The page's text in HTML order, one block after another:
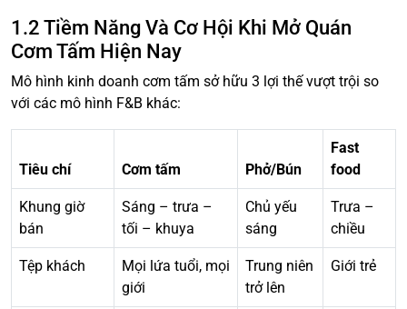
1.2 Tiềm Năng Và Cơ Hội Khi Mở Quán
Cơm Tấm Hiện Nay
Mô hình kinh doanh cơm tấm sở hữu 3 lợi thế vượt trội so
với các mô hình F&B khác:
Tiêu chí Cơm tấm Phở/Bún
Fast
food
Khung giờ
bán
Sáng – trưa –
tối – khuya
Chủ yếu
sáng
Trưa –
chiều
Tệp khách
Mọi lứa tuổi, mọi
giới
Trung niên
trở lên
Giới trẻ